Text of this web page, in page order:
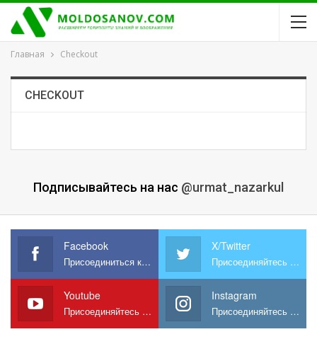
Главная Checkout
CHECKOUT
Подписывайтесь на нас @urmat_nazarkul
Facebook
Присоединиться к нам на Facebook
X/Twitter
Присоединяйтесь к нам в X
Youtube
Присоединяйтесь к нам на YouTube
Instagram
Присоединяйтесь к нам в Instagram